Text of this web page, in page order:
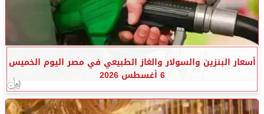
أسعار البنزين والسولار والغاز الطبيعي في مصر اليوم الخميس
6 أغسطس 2026